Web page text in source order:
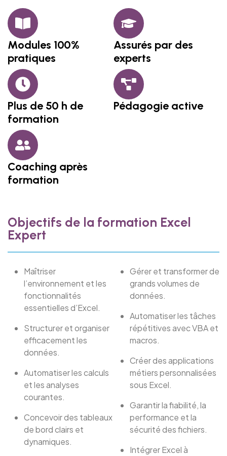
Modules 100%
pratiques
Assurés par des
experts
Plus de 50 h de
formation
Pédagogie active
Coaching après
formation
Objectifs de la formation Excel
Expert
Maîtriser
l’environnement et les
fonctionnalités
essentielles d’Excel.
Structurer et organiser
efficacement les
données.
Automatiser les calculs
et les analyses
courantes.
Concevoir des tableaux
de bord clairs et
dynamiques.
Gérer et transformer de
grands volumes de
données.
Automatiser les tâches
répétitives avec VBA et
macros.
Créer des applications
métiers personnalisées
sous Excel.
Garantir la fiabilité, la
performance et la
sécurité des fichiers.
Intégrer Excel à